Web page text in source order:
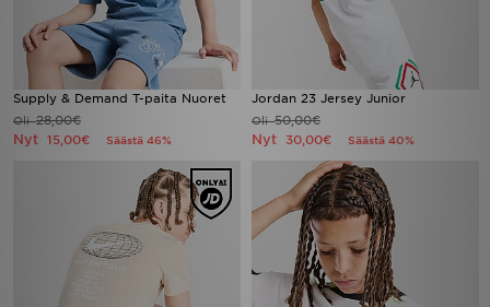
Supply & Demand T-paita Nuoret
Oli28,00€
Nyt 15,00€ Säästä 46%
Jordan 23 Jersey Junior
Oli50,00€
Nyt 30,00€ Säästä 40%